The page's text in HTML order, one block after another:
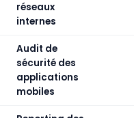
réseaux
internes
Audit de
sécurité des
applications
mobiles